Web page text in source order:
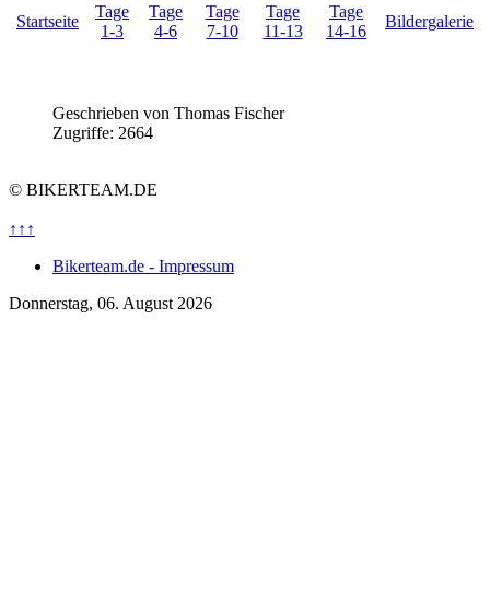
Startseite
Tage
1-3
Tage
4-6
Tage
7-10
Tage
11-13
Tage
14-16
Bildergalerie
Geschrieben von Thomas Fischer
Zugriffe: 2664
© BIKERTEAM.DE
↑↑↑
Bikerteam.de - Impressum
Donnerstag, 06. August 2026